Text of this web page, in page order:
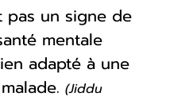
pas un signe de
mentale
adapté à une
(Jiddu